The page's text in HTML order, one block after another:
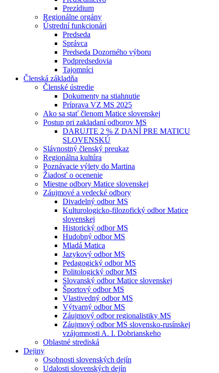
Prezídium
Regionálne orgány
Ústrední funkcionári
Predseda
Správca
Predseda Dozorného výboru
Podpredsedovia
Tajomníci
Členská základňa
Členské ústredie
Dokumenty na stiahnutie
Príprava VZ MS 2025
Ako sa stať členom Matice slovenskej
Postup pri zakladaní odborov MS
DARUJTE 2 % Z DANÍ PRE MATICU
SLOVENSKÚ
Slávnostný členský preukaz
Regionálna kultúra
Poznávacie výlety do Martina
Žiadosť o ocenenie
Miestne odbory Matice slovenskej
Záujmové a vedecké odbory
Divadelný odbor MS
Kulturologicko-filozofický odbor Matice
slovenskej
Historický odbor MS
Hudobný odbor MS
Mladá Matica
Jazykový odbor MS
Pedagogický odbor MS
Politologický odbor MS
Slovanský odbor Matice slovenskej
Športový odbor MS
Vlastivedný odbor MS
Výtvarný odbor MS
Záujmový odbor regionalistiky MS
Záujmový odbor MS slovensko-rusínskej
vzájomnosti A. I. Dobrianskeho
Oblastné strediská
Dejiny
Osobnosti slovenských dejín
Udalosti slovenských dejín